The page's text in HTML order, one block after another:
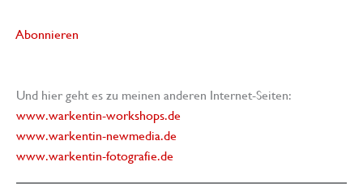
Abonnieren
Und hier geht es zu meinen anderen Internet-Seiten:
www.warkentin-workshops.de
www.warkentin-newmedia.de
www.warkentin-fotografie.de